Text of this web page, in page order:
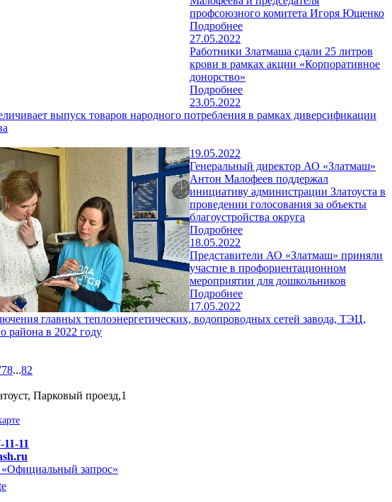
профсоюзного комитета Игоря Ющенко
Подробнее
27.05.2022
Работники Златмаша сдали 25 литров
крови в рамках акции «Корпоративное
донорство»
Подробнее
23.05.2022
выпуск товаров народного потребления в рамках диверсификации
19.05.2022
Генеральный директор АО «Златмаш»
Антон Малофеев поддержал
инициативу администрации Златоуста в
проведении голосования за объекты
благоустройства округа
Подробнее
18.05.2022
Представители АО «Златмаш» приняли
участие в профориентационном
мероприятии для дошкольников
Подробнее
17.05.2022
главных теплоэнергетических, водопроводных сетей завода, ТЭЦ,
в 2022 году
78...82
Парковый проезд,1
11
запрос»